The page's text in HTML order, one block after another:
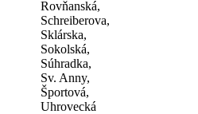
Rovňanská,
Schreiberova,
Sklárska,
Sokolská,
Súhradka,
Sv. Anny,
Športová,
Uhrovecká